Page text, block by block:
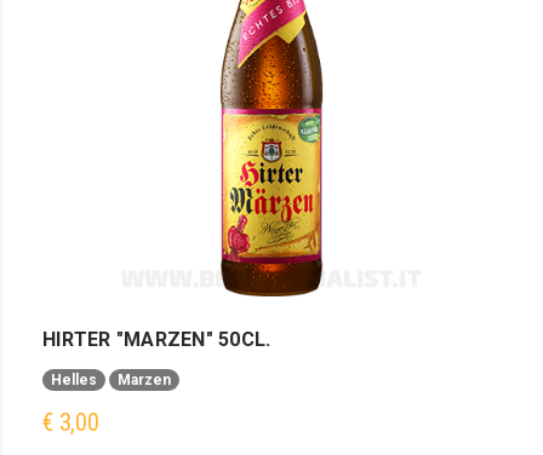
HIRTER "MARZEN" 50CL.
Helles Marzen
€ 3,00